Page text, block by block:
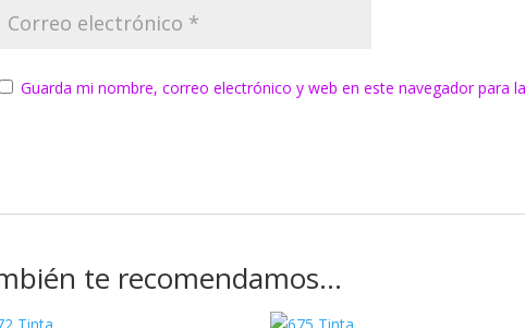
Guarda mi nombre, correo electrónico y web en este navegador para
te recomendamos…